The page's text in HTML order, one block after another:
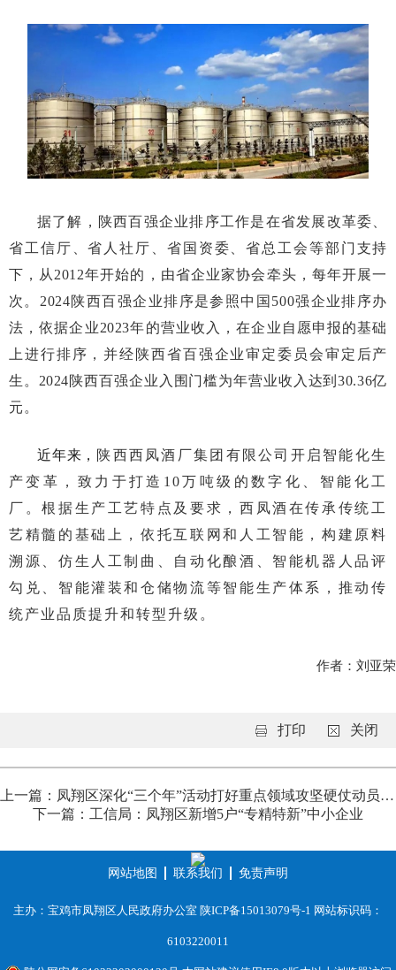
据了解，陕西百强企业排序工作是在省发展改革委、
省工信厅、省人社厅、省国资委、省总工会等部门支持
下，从2012年开始的，由省企业家协会牵头，每年开展一
次。2024陕西百强企业排序是参照中国500强企业排序办
法，依据企业2023年的营业收入，在企业自愿申报的基础
上进行排序，并经陕西省百强企业审定委员会审定后产
生。2024陕西百强企业入围门槛为年营业收入达到30.36亿
元。
近年来， 陕西西凤酒厂集团有限公司开启智能化生
产变革，致力于打造10万吨级的数字化、智能化工
厂。根据生产工艺特点及要求，西凤酒在传承传统工
艺精髓的基础上，依托互联网和人工智能，构建原料
溯源、仿生人工制曲、自动化酿酒、智能机器人品评
勾兑、智能灌装和仓储物流等智能生产体系，推动传
统产业品质提升和转型升级。
作者：刘亚荣
打印 关闭
上一篇：凤翔区深化“三个年”活动打好重点领域攻坚硬仗动员会召开
下一篇：工信局：凤翔区新增5户“专精特新”中小企业
网站地图 联系我们 免责声明
主办：宝鸡市凤翔区人民政府办公室 陕ICP备15013079号-1 网站标识码：
6103220011